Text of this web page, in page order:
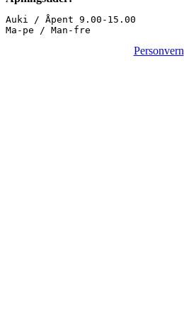
Auki / Åpent 9.00-15.00
Ma-pe / Man-fre
Personvern